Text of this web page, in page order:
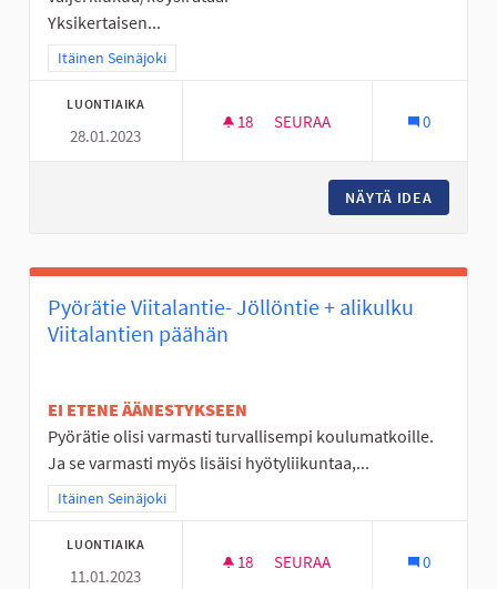
Yksikertaisen...
Rajaa tulokset teeman mukaan: Itäinen Seinäjoki
Itäinen Seinäjoki
LUONTIAIKA
28.01.2023
18 18 SEURAAJAA
SEURAA 0
NÄYTÄ IDEA
Pyörätie Viitalantie- Jöllöntie + alikulku
Viitalantien päähän
EI ETENE ÄÄNESTYKSEEN
Pyörätie olisi varmasti turvallisempi koulumatkoille.
Ja se varmasti myös lisäisi hyötyliikuntaa,...
Rajaa tulokset teeman mukaan: Itäinen Seinäjoki
Itäinen Seinäjoki
LUONTIAIKA
11.01.2023
18 18 SEURAAJAA
SEURAA 0